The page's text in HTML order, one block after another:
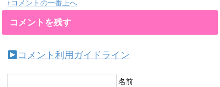
↑コメントの一番上へ
コメントを残す
コメント利用ガイドライン
名前